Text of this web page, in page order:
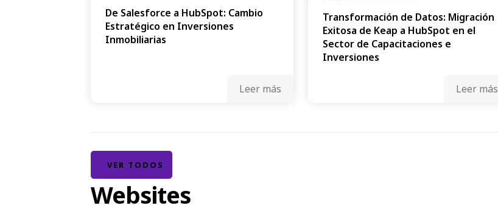
De Salesforce a HubSpot: Cambio
Estratégico en Inversiones
Inmobiliarias
Leer más
Transformación de Datos: Migración
Exitosa de Keap a HubSpot en el
Sector de Capacitaciones e
Inversiones
Leer más
VER TODOS
Websites